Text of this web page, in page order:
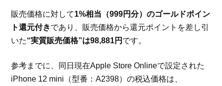
販売価格に対して1%相当（999円分）のゴールドポイン
ト還元付きであり、販売価格から還元ポイントを差し引
いた“実質販売価格”は98,881円 です。
参考までに、同日現在Apple Store Onlineで設定された
iPhone 12 mini（型番：A2398）の税込価格は、